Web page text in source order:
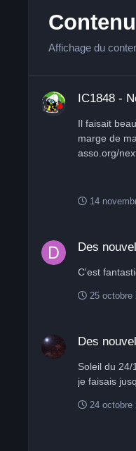
Affichage du
IC1848 -
Il faisait beau Mercredi soir !!!! Je me suis lancé sur une neb que j'avais
marge de manœuvre car la cam est
14
Des
25 octobre
Des
Soleil du 24/10/2024 - Quark Halpha (APO 102 f/5
24 octobre